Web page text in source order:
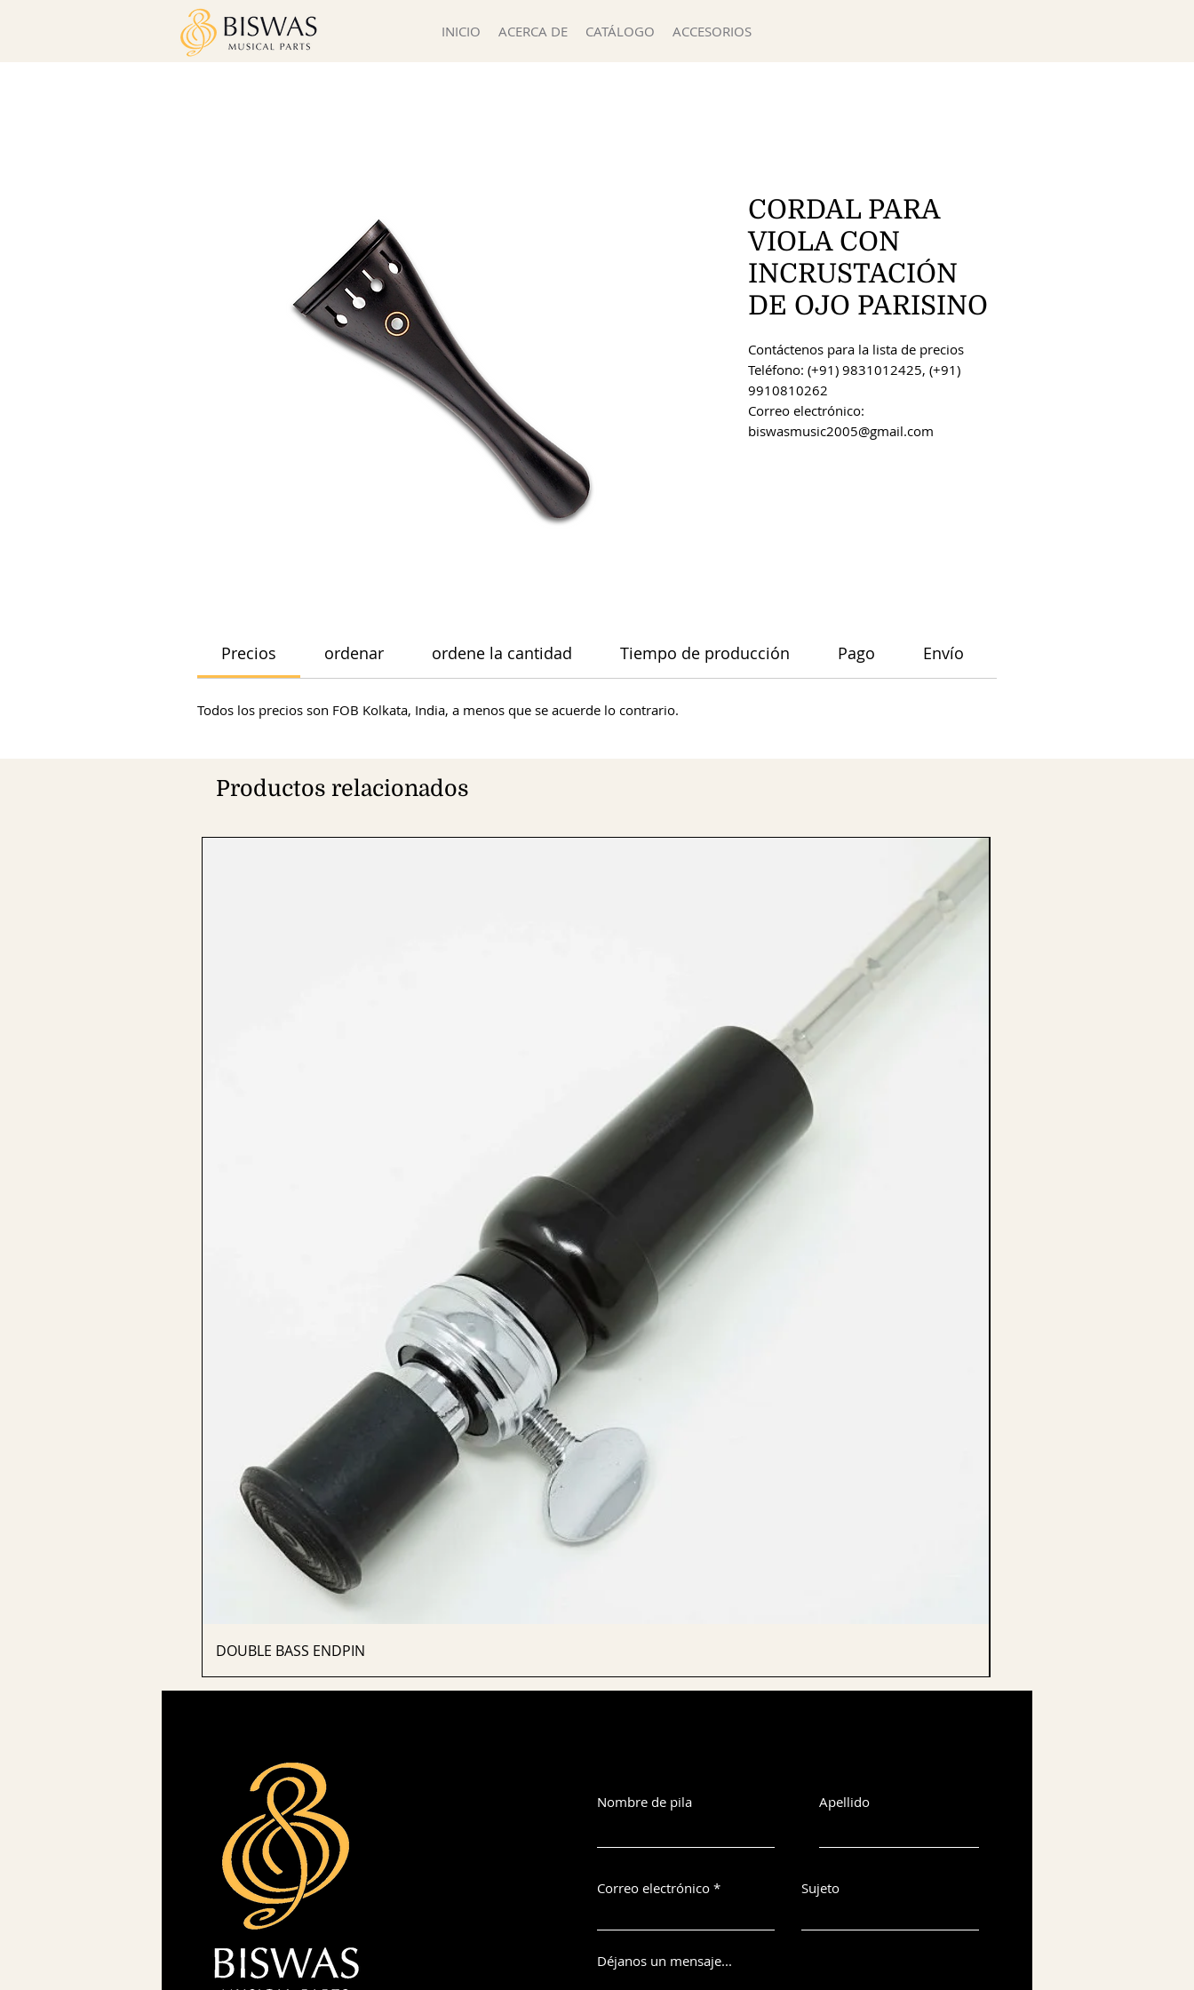
INICIO ACERCA DE CATÁLOGO ACCESORIOS
CORDAL PARA
VIOLA CON
INCRUSTACIÓN
DE OJO PARISINO
Contáctenos para la lista de precios
Teléfono: (+91) 9831012425, (+91)
9910810262
Correo electrónico:
biswasmusic2005@gmail.com
Precios ordenar ordene la cantidad Tiempo de producción Pago Envío
Todos los precios son FOB Kolkata, India, a menos que se acuerde lo contrario.
Productos relacionados
DOUBLE BASS ENDPIN
Nombre de pila
Correo electrónico
Apellido
Sujeto
Déjanos un mensaje...